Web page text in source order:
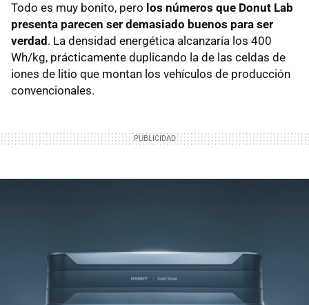
Todo es muy bonito, pero os números que Donut Lab
presenta parecen ser demasiado buenos para ser
verdad . La densidad energética alcanzaría los 400
Wh/kg, prácticamente duplicando la de las celdas de
iones de litio que montan los vehículos de producción
convencionales.